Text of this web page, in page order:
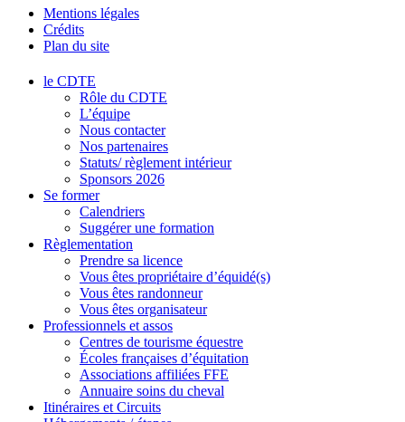
Mentions légales
Crédits
Plan du site
le CDTE
Rôle du CDTE
L’équipe
Nous contacter
Nos partenaires
Statuts/ règlement intérieur
Sponsors 2026
Se former
Calendriers
Suggérer une formation
Règlementation
Prendre sa licence
Vous êtes propriétaire d’équidé(s)
Vous êtes randonneur
Vous êtes organisateur
Professionnels et assos
Centres de tourisme équestre
Écoles françaises d’équitation
Associations affiliées FFE
Annuaire soins du cheval
Itinéraires et Circuits